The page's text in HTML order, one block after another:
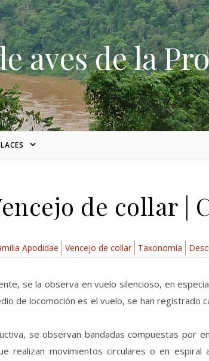
aves de la
de collar |
Apodidae Vencejo de collar Taxonomía
se la observa en vuelo silencioso, en
de locomoción es el vuelo, se han
se observan bandadas compuestas por
realizan movimientos circulares o en